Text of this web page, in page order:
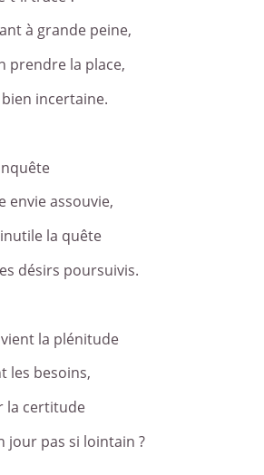
à grande peine,
prendre la place,
incertaine.
envie assouvie,
la quête
désirs poursuivis.
la plénitude
les besoins,
la certitude
jour pas si lointain ?